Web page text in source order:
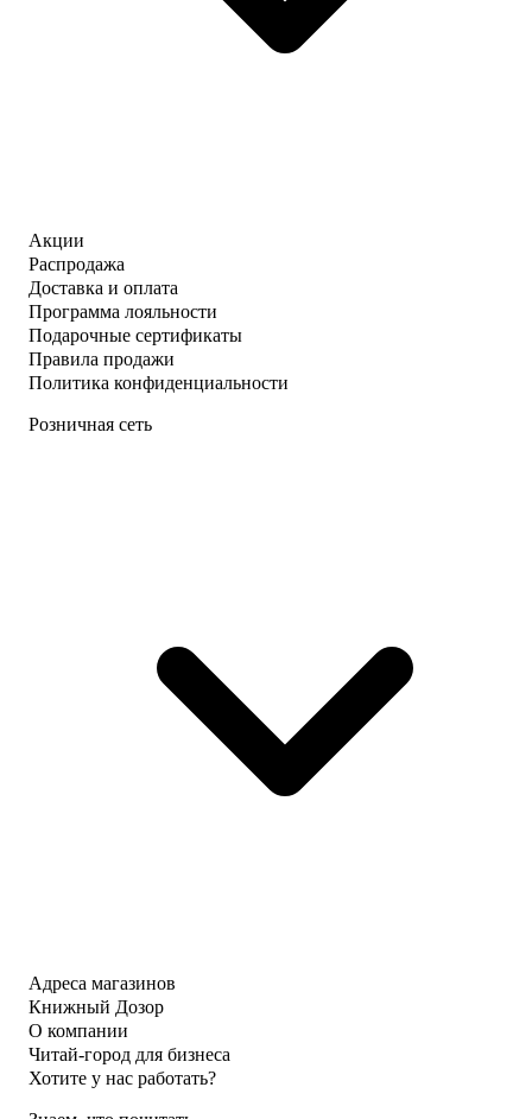
Акции
Распродажа
Доставка и оплата
Программа лояльности
Подарочные сертификаты
Правила продажи
Политика конфиденциальности
Розничная сеть
Адреса магазинов
Книжный Дозор
О компании
Читай-город для бизнеса
Хотите у нас работать?